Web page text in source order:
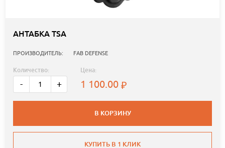
АНТАБКА TSA
ПРОИЗВОДИТЕЛЬ: FAB DEFENSE
Количество:
- +
Цена:
1 100.00
В КОРЗИНУ
КУПИТЬ В 1 КЛИК